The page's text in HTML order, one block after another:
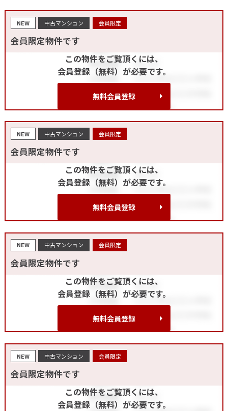
NEW 中古マンション 会員限定
会員限定物件です
この物件をご覧頂くには、
会員登録（無料）が必要です。
無料会員登録
NEW 中古マンション 会員限定
会員限定物件です
この物件をご覧頂くには、
会員登録（無料）が必要です。
無料会員登録
NEW 中古マンション 会員限定
会員限定物件です
この物件をご覧頂くには、
会員登録（無料）が必要です。
無料会員登録
NEW 中古マンション 会員限定
会員限定物件です
この物件をご覧頂くには、
会員登録（無料）が必要です。